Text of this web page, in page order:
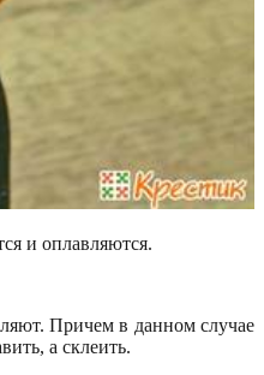
и оплавляются.
Причем в данном случае
а склеить.